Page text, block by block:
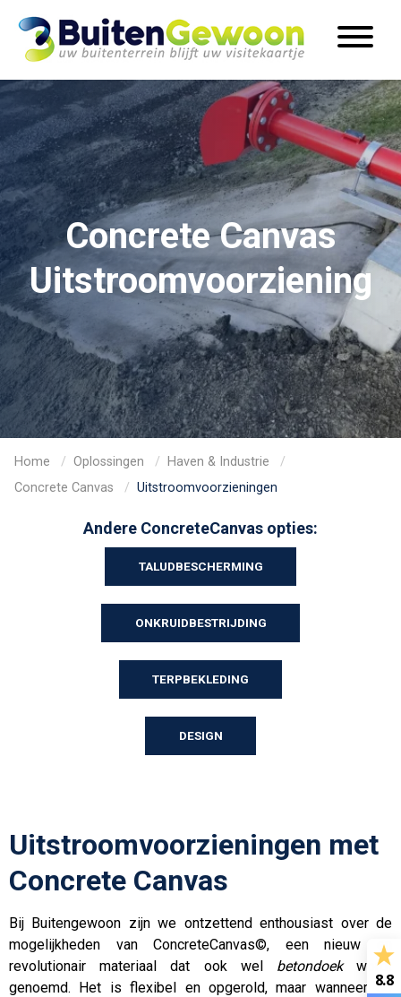
Concrete Canvas
Uitstroomvoorziening
Home Oplossingen
Haven & Industrie
Concrete Canvas
Uitstroomvoorzieningen
Andere ConcreteCanvas opties:
TALUDBESCHERMING
ONKRUIDBESTRIJDING
TERPBEKLEDING
DESIGN
Uitstroomvoorzieningen met
Concrete Canvas
Bij Buitengewoon zijn we ontzettend enthousiast over de
mogelijkheden van ConcreteCanvas©, een nieuw en
revolutionair materiaal dat ook wel betondoekwordt
genoemd. Het is flexibel en opgerold, maar wanneer de
8.8